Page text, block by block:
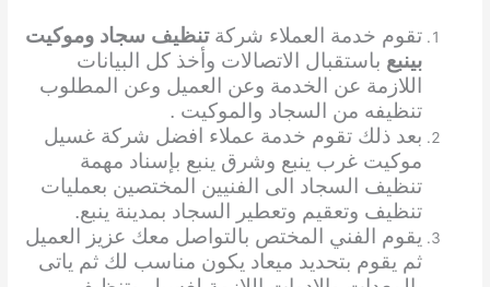
تقوم خدمة العملاء شركة تنظيف سجاد وموكيت
بينبع باستقبال الاتصالات وأخذ كل البيانات
اللازمة عن الخدمة وعن العميل وعن المطلوب
تنظيفه من السجاد والموكيت .
بعد ذلك تقوم خدمة عملاء افضل شركة غسيل
موكيت غرب ينبع وشرق ينبع بإسناد مهمة
تنظيف السجاد الى الفنيين المختصين بعمليات
تنظيف وتعقيم وتعطير السجاد بمدينة ينبع.
يقوم الفني المختص بالتواصل معك عزيز العميل
ثم يقوم بتحديد ميعاد يكون مناسب لك ثم ياتى